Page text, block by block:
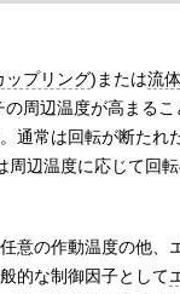
ップリング)または流
周辺温度が高まる
通常は回転が断たれ
周辺温度に応じて回
意の作動温度の他、
的な制御因子として